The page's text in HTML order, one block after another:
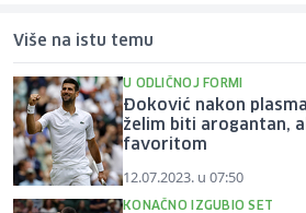
Više na istu temu
U ODLIČNOJ FORMI
Đoković nakon
želim biti arogantan,
favoritom
12.07.2023. u 07:50
KONAČNO IZGUBIO SET